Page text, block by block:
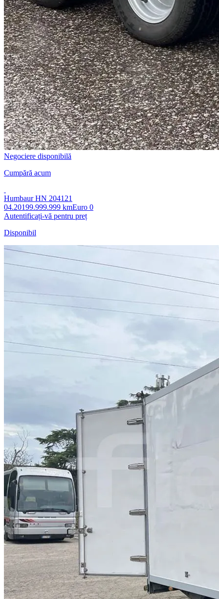
Negociere disponibilă
Cumpără acum
Humbaur HN 204121
04.20199.999.999 kmEuro 0
Autentificați-vă pentru preț
Disponibil